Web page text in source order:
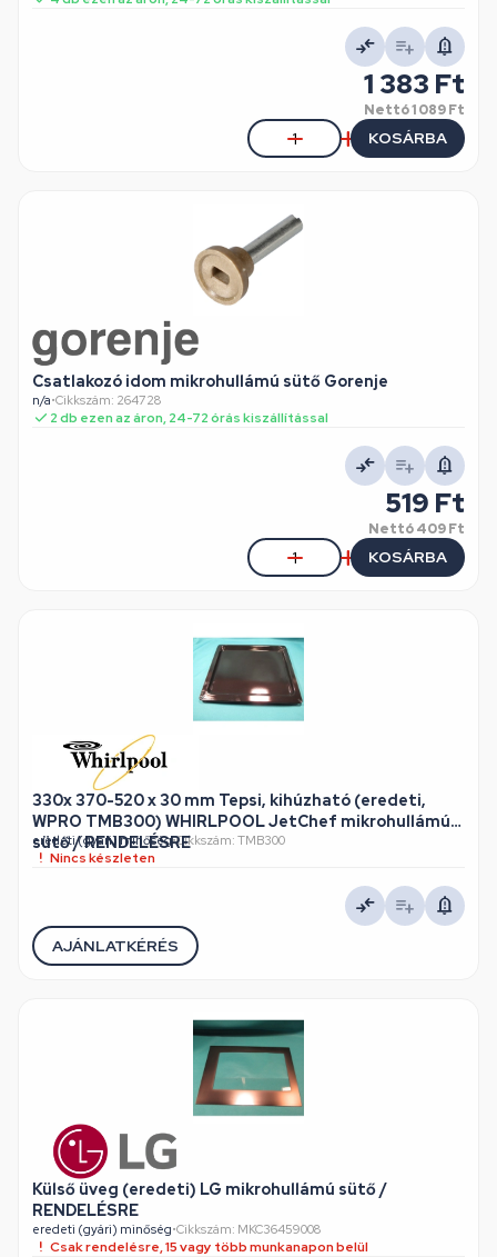
1 383 Ft
Nettó1 089 Ft
KOSÁRBA
Csatlakozó idom mikrohullámú sütő Gorenje
n/a•Cikkszám: 264728
2 db ezen az áron, 24-72 órás kiszállítással
519 Ft
Nettó409 Ft
KOSÁRBA
330x 370-520 x 30 mm Tepsi, kihúzható (eredeti,
WPRO TMB300) WHIRLPOOL JetChef mikrohullámú
sütő / RENDELÉSRE
eredeti (gyári) minőség•Cikkszám: TMB300
Nincs készleten
AJÁNLATKÉRÉS
Külső üveg (eredeti) LG mikrohullámú sütő /
RENDELÉSRE
eredeti (gyári) minőség•Cikkszám: MKC36459008
Csak rendelésre, 15 vagy több munkanapon belül